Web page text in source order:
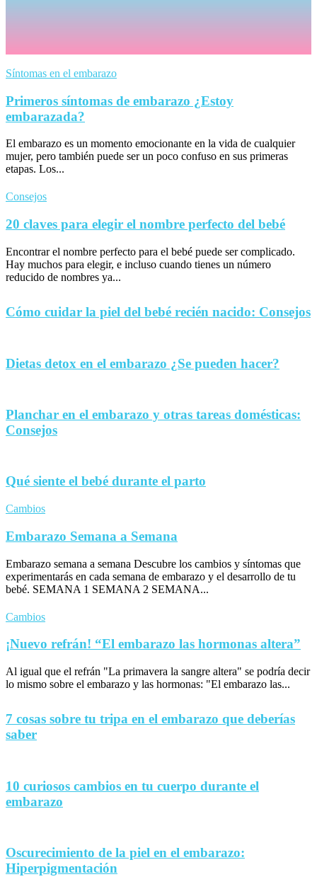
Síntomas en el embarazo
Primeros síntomas de embarazo ¿Estoy
embarazada?
El embarazo es un momento emocionante en la vida de cualquier
mujer, pero también puede ser un poco confuso en sus primeras
etapas. Los...
Consejos
20 claves para elegir el nombre perfecto del bebé
Encontrar el nombre perfecto para el bebé puede ser complicado.
Hay muchos para elegir, e incluso cuando tienes un número
reducido de nombres ya...
Cómo cuidar la piel del bebé recién nacido: Consejos
Dietas detox en el embarazo ¿Se pueden hacer?
Planchar en el embarazo y otras tareas domésticas:
Consejos
Qué siente el bebé durante el parto
Cambios
Embarazo Semana a Semana
Embarazo semana a semana Descubre los cambios y síntomas que
experimentarás en cada semana de embarazo y el desarrollo de tu
bebé. SEMANA 1 SEMANA 2 SEMANA...
Cambios
¡Nuevo refrán! “El embarazo las hormonas altera”
Al igual que el refrán "La primavera la sangre altera" se podría decir
lo mismo sobre el embarazo y las hormonas: "El embarazo las...
7 cosas sobre tu tripa en el embarazo que deberías
saber
10 curiosos cambios en tu cuerpo durante el
embarazo
Oscurecimiento de la piel en el embarazo:
Hiperpigmentación